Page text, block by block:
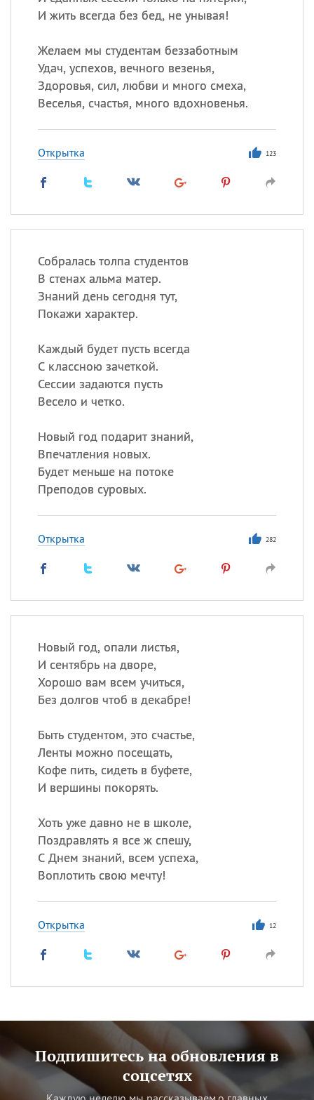
И жить всегда без бед, не унывая!
Желаем мы студентам беззаботным
Удач, успехов, вечного везенья,
Здоровья, сил, любви и много смеха,
Веселья, счастья, много вдохновенья.
Открытка 123
Собралась толпа студентов
В стенах альма матер.
Знаний день сегодня тут,
Покажи характер.
Каждый будет пусть всегда
С классною зачеткой.
Сессии задаются пусть
Весело и четко.
Новый год подарит знаний,
Впечатления новых.
Будет меньше на потоке
Преподов суровых.
Открытка 282
Новый год, опали листья,
И сентябрь на дворе,
Хорошо вам всем учиться,
Без долгов чтоб в декабре!
Быть студентом, это счастье,
Ленты можно посещать,
Кофе пить, сидеть в буфете,
И вершины покорять.
Хоть уже давно не в школе,
Поздравлять я все ж спешу,
С Днем знаний, всем успеха,
Воплотить свою мечту!
Открытка 12
Подпишитесь на обновления в
соцсетях